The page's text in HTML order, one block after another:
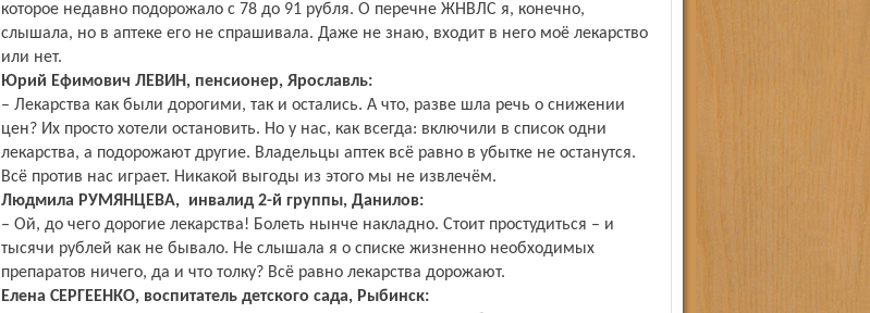
которое недавно подорожало с 78 до 91 рубля. О перечне ЖНВЛС я, конечно,
слышала, но в аптеке его не спрашивала. Даже не знаю, входит в него моё лекарство
или нет.
Юрий Ефимович ЛЕВИН, пенсионер, Ярославль:
– Лекарства как были дорогими, так и остались. А что, разве шла речь о снижении
цен? Их просто хотели остановить. Но у нас, как всегда: включили в список одни
лекарства, а подорожают другие. Владельцы аптек всё равно в убытке не останутся.
Всё против нас играет. Никакой выгоды из этого мы не извлечём.
Людмила РУМЯНЦЕВА, инвалид 2-й группы, Данилов:
– Ой, до чего дорогие лекарства! Болеть нынче накладно. Стоит простудиться – и
тысячи рублей как не бывало. Не слышала я о списке жизненно необходимых
препаратов ничего, да и что толку? Всё равно лекарства дорожают.
Елена СЕРГЕЕНКО, воспитатель детского сада, Рыбинск: